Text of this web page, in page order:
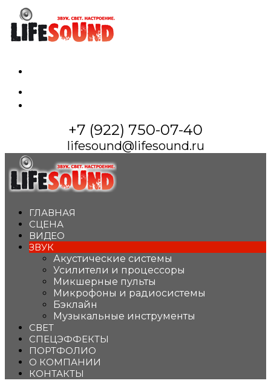
+7 (922) 750-07-40
lifesound@lifesound.ru
ГЛАВНАЯ
СЦЕНА
ВИДЕО
ЗВУК
Акустические системы
Усилители и процессоры
Микшерные пульты
Микрофоны и радиосистемы
Бэклайн
Музыкальные инструменты
СВЕТ
СПЕЦЭФФЕКТЫ
ПОРТФОЛИО
О КОМПАНИИ
КОНТАКТЫ